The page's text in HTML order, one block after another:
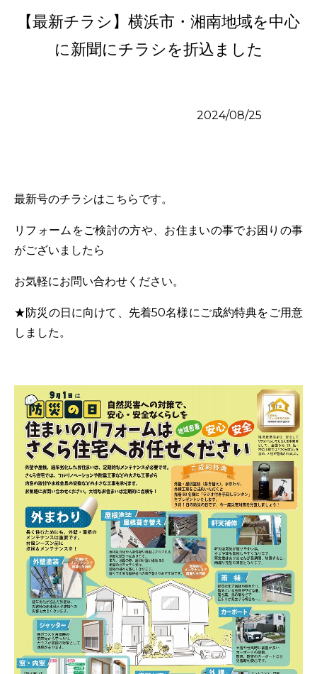
【最新チラシ】横浜市・湘南地域を中心
に新聞にチラシを折込ました
2024/08/25
最新号のチラシはこちらです。
リフォームをご検討の方や、お住まいの事でお困りの事
がございましたら
お気軽にお問い合わせください。
★防災の日に向けて、先着50名様にご成約特典をご用意
しました。